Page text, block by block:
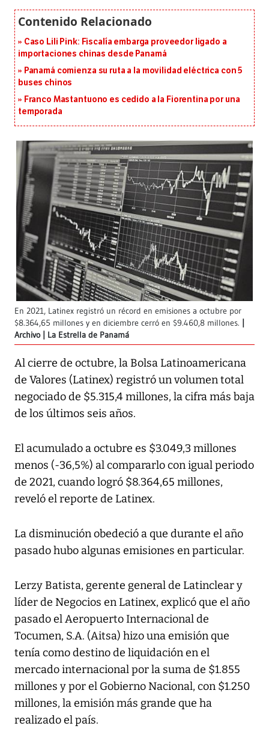
Caso Lili Pink: Fiscalía embarga proveedor ligado a
importaciones chinas desde Panamá
Panamá comienza su ruta a la movilidad eléctrica con 5
buses chinos
Franco Mastantuono es cedido a la Fiorentina por una
temporada
En 2021, Latinex registró un récord en emisiones a octubre por
$8.364,65 millones y en diciembre cerró en $9.460,8 millones.
Archivo | La Estrella de Panamá
Al cierre de octubre, la Bolsa Latinoamericana
de Valores (Latinex) registró un volumen total
negociado de $5.315,4 millones, la cifra más baja
de los últimos seis años.
El acumulado a octubre es $3.049,3 millones
menos (-36,5%) al compararlo con igual periodo
de 2021, cuando logró $8.364,65 millones,
reveló el reporte de Latinex.
La disminución obedeció a que durante el año
pasado hubo algunas emisiones en particular.
Lerzy Batista, gerente general de Latinclear y
líder de Negocios en Latinex, explicó que el año
pasado el Aeropuerto Internacional de
Tocumen, S.A. (Aitsa) hizo una emisión que
tenía como destino de liquidación en el
mercado internacional por la suma de $1.855
millones y por el Gobierno Nacional, con $1.250
millones, la emisión más grande que ha
realizado el país.